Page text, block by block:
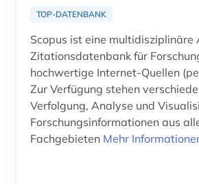
außerkanoische traktate (1)
ayurveda (1)
bach (10)
bakteriologie (2)
TOP-DATENBANK
Scopus ist eine
Zitationsdatenbank für
hochwertige Internet-Quellen
Zur Verfügung stehen
Verfolgung, Analyse und
Forschungsinformationen aus
Fachgebieten Mehr